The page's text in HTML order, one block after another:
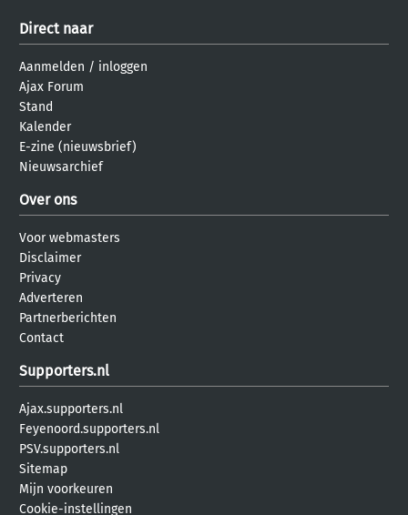
Direct naar
Aanmelden / inloggen
Ajax Forum
Stand
Kalender
E-zine (nieuwsbrief)
Nieuwsarchief
Over ons
Voor webmasters
Disclaimer
Privacy
Adverteren
Partnerberichten
Contact
Supporters.nl
Ajax.supporters.nl
Feyenoord.supporters.nl
PSV.supporters.nl
Sitemap
Mijn voorkeuren
Cookie-instellingen